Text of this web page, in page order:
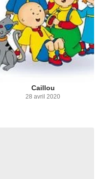
Caillou
28 avril 2020